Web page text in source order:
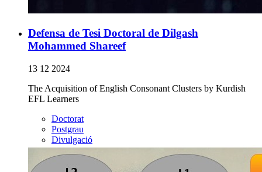
Defensa de Tesi Doctoral de Dilgash
Mohammed Shareef
13 12 2024
The Acquisition of English Consonant Clusters by Kurdish
EFL Learners
Doctorat
Postgrau
Divulgació